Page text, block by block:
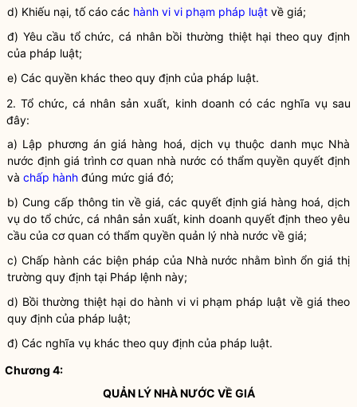
d) Khiếu nại, tố cáo các hành vi vi phạm pháp luật về giá;
đ) Yêu cầu tổ chức, cá nhân bồi thường thiệt hại theo quy định
của pháp luật;
e) Các quyền khác theo quy định của pháp luật.
2. Tổ chức, cá nhân sản xuất, kinh doanh có các nghĩa vụ sau
đây:
a) Lập phương án giá hàng hoá, dịch vụ thuộc danh mục Nhà
nước định giá trình cơ quan nhà nước có thẩmquyền quyết định
và chấp hành đúng mức giá đó;
b) Cung cấp thông tin về giá, các quyết định giá hàng hoá, dịch
vụ do tổ chức, cá nhân sản xuất, kinh doanh quyết định theo yêu
cầu của cơ quan có thẩm quyền quản lý nhà nước về giá;
c) Chấp hànhcác biện pháp của Nhà nước nhằm bình ổn giá thị
trường quy định tại Pháp lệnh này;
d) Bồi thường thiệt hại do hành vi vi phạm pháp luật về giá theo
quy định của pháp luật;
đ) Các nghĩa vụ khác theo quy định của pháp luật.
Chương 4:
QUẢN LÝ NHÀ NƯỚC VỀ GIÁ